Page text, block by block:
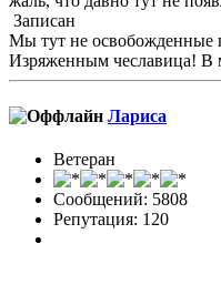
Записан
Мы тут не освобожденные
Изряженным чеславица! В
Лариса
Ветеран
Сообщений: 5808
Репутация: 120